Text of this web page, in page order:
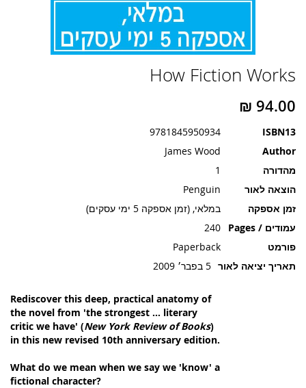
How Fiction Works
ISBN13
9781845950934
Author
James Wood
מהדורה
1
הוצאה לאור
Penguin
זמן אספקה
במלאי, (זמן אספקה 5 ימי עסקים)
עמודים / Pages
240
פורמט
Paperback
תאריך יציאה לאור 5 בפבר׳ 2009
Rediscover this deep, practical anatomy of
the novel from 'the strongest ... literary
critic we have' (New York Review of Books)
in this new revised 10th anniversary edition.
What do we mean when we say we 'know' a
fictional character?
להתחלה
גלריית
תמונות